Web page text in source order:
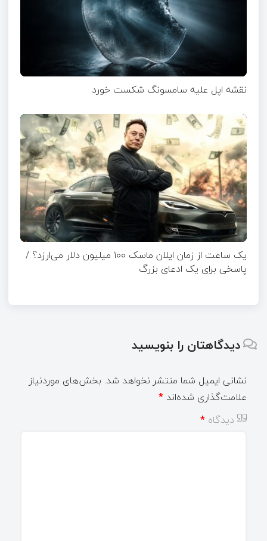
نقشه اپل علیه سامسونگ شکست خورد
یک ساعت از زمان ایلان ماسک ۱۰۰ میلیون دلار می‌ارزد؟ /
پاسخی برای یک ادعای بزرگ
دیدگاهتان را بنویسید
نشانی ایمیل شما منتشر نخواهد شد. بخش‌های موردنیاز
علامت‌گذاری شده‌اند *
دیدگاه *